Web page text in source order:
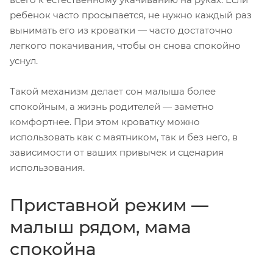
ребенок часто просыпается, не нужно каждый раз
вынимать его из кроватки — часто достаточно
легкого покачивания, чтобы он снова спокойно
уснул.
Такой механизм делает сон малыша более
спокойным, а жизнь родителей — заметно
комфортнее. При этом кроватку можно
использовать как с маятником, так и без него, в
зависимости от ваших привычек и сценария
использования.
Приставной режим —
малыш рядом, мама
спокойна